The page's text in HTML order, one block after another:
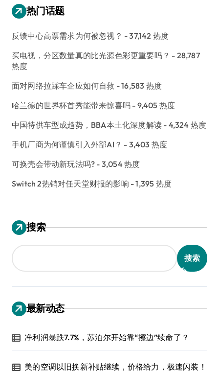
热门话题
反馈中心高票需求为何被忽视？ - 37,142 热度
买电视，分区数量真的比光源色彩更重要吗？ - 28,787
热度
面对网络拉踩车企应如何自救 - 16,583 热度
哈兰德的世界杯首秀能带来惊喜吗 - 9,405 热度
中国特供车型成趋势，BBA本土化深度解读 - 4,324 热度
手机厂商为何谨慎引入外部AI？ - 3,403 热度
可换壳会带动新玩法吗? - 3,054 热度
Switch 2热销对任天堂财报的影响 - 1,395 热度
搜索
搜索
最新动态
净利润暴跌7.7%，苏泊尔开始靠“擦边”续命了？
美的空调以旧换新补贴继续，价格给力，极速闪装！